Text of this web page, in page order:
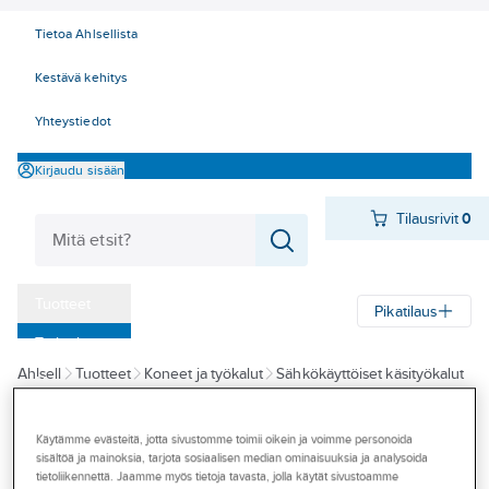
Tietoa Ahlsellista
Kestävä kehitys
Yhteystiedot
Kirjaudu sisään
Tilausrivit 0
‎Tarjoukset
Myymälät
Konseptit
Pikatilaus
Ahlsell Tuotteet Koneet ja työkalut
Sähkökäyttöiset käsityökalut
IRONSIDE
Käytämme evästeitä, jotta sivustomme toimii oikein ja voimme personoida
sisältöä ja mainoksia, tarjota sosiaalisen median ominaisuuksia ja analysoida
tietoliikennettä. Jaamme myös tietoja tavasta, jolla käytät sivustoamme